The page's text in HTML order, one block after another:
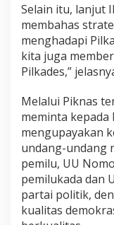
Selain itu, lanjut
membahas
menghadapi
kita juga
Pilkades,”
Melalui Piknas
meminta
mengupayakan
undang-undang
pemilu, UU
pemilukada dan
partai politik,
kualitas